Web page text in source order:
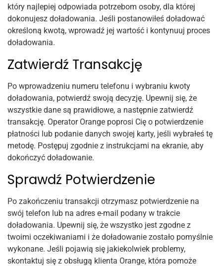
który najlepiej odpowiada potrzebom osoby, dla której
dokonujesz doładowania. Jeśli postanowiłeś doładować
określoną kwotą, wprowadź jej wartość i kontynuuj proces
doładowania.
Zatwierdź Transakcję
Po wprowadzeniu numeru telefonu i wybraniu kwoty
doładowania, potwierdź swoją decyzję. Upewnij się, że
wszystkie dane są prawidłowe, a następnie zatwierdź
transakcję. Operator Orange poprosi Cię o potwierdzenie
płatności lub podanie danych swojej karty, jeśli wybrałeś tę
metodę. Postępuj zgodnie z instrukcjami na ekranie, aby
dokończyć doładowanie.
Sprawdź Potwierdzenie
Po zakończeniu transakcji otrzymasz potwierdzenie na
swój telefon lub na adres e-mail podany w trakcie
doładowania. Upewnij się, że wszystko jest zgodne z
twoimi oczekiwaniami i że doładowanie zostało pomyślnie
wykonane. Jeśli pojawią się jakiekolwiek problemy,
skontaktuj się z obsługą klienta Orange, która pomoże